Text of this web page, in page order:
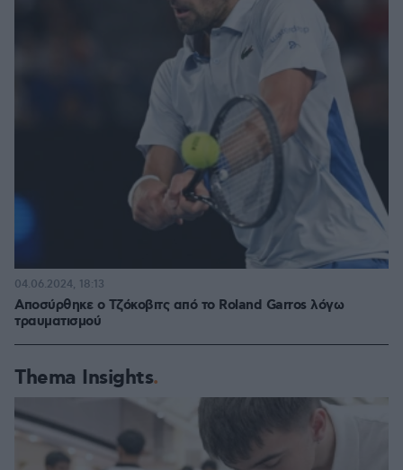
Αποσύρθηκε ο Τζόκοβιτς από το Roland Garros λόγω
τραυματισμού
04.06.2024, 18:13
Thema Insights